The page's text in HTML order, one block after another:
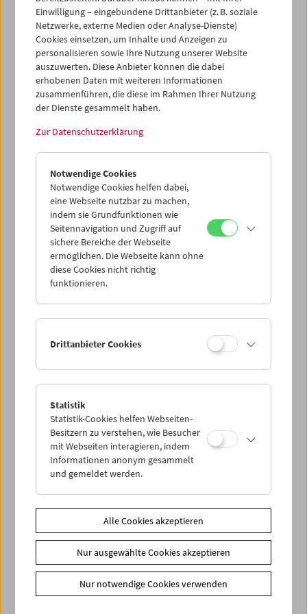
Ticketkorb Kauf
Leer
Ticketkorb Reservierung
> Weitere Karten hinzufügen / Spielplan
Ticketpreise: MitgliederEUR 5,50
EUR 10,50
Ermäßigte Tickets, nonstop- und weitere Freikarten
können online nur reserviert werden. Die Ausgabe erfolgt
Weitere Informationen zu unseren Tickets und
Mitgliedschaften finden Siehier.
Vorschau Sept / Okt 2026
Regelmäßige Programme
Programmarchiv
Einwilligung – eingebundene Drittanbieter (z. B. soziale
Netzwerke, externe Medien oder Analyse-Dienste)
Cookies einsetzen, um Inhalte und Anzeigen zu
personalisieren sowie Ihre Nutzung unserer Website
auszuwerten. Diese Anbieter können die dabei
erhobenen Daten mit weiteren Informationen
zusammenführen, die diese im Rahmen Ihrer Nutzung
der Dienste gesammelt haben.
Zur Datenschutzerklärung
Notwendige Cookies
Notwendige Cookies helfen dabei,
eine Webseite nutzbar zu machen,
indem sie Grundfunktionen wie
Seitennavigation und Zugriff auf
sichere Bereiche der Webseite
ermöglichen. Die Webseite kann ohne
diese Cookies nicht richtig
funktionieren.
Drittanbieter Cookies
Statistik
Statistik-Cookies helfen Webseiten-
Besitzern zu verstehen, wie Besucher
mit Webseiten interagieren, indem
Informationen anonym gesammelt
und gemeldet werden.
Alle Cookies akzeptieren
Nur ausgewählte Cookies akzeptieren
Nur notwendige Cookies verwenden